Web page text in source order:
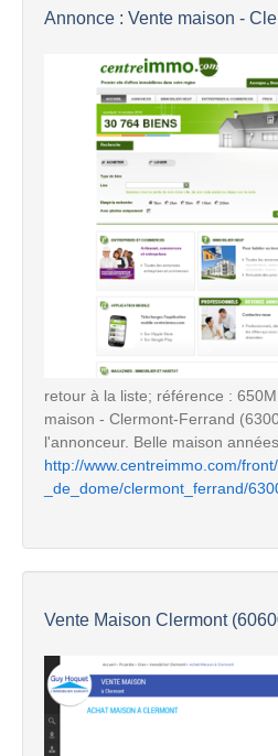
Annonce : Vente maison -
retour à la liste; référence :
maison - Clermont-Ferrand
l'annonceur. Belle maison
http://www.centreimmo.com/
_de_dome/clermont_ferrand/
Vente Maison Clermont